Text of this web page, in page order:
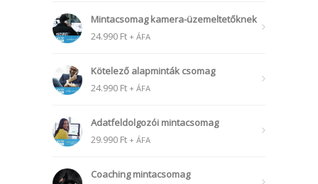
Mintacsomag kamera-üzemeltetőknek
24.990 Ft + ÁFA
Kötelező alapminták csomag
24.990 Ft + ÁFA
Adatfeldolgozói mintacsomag
29.990 Ft + ÁFA
Coaching mintacsomag